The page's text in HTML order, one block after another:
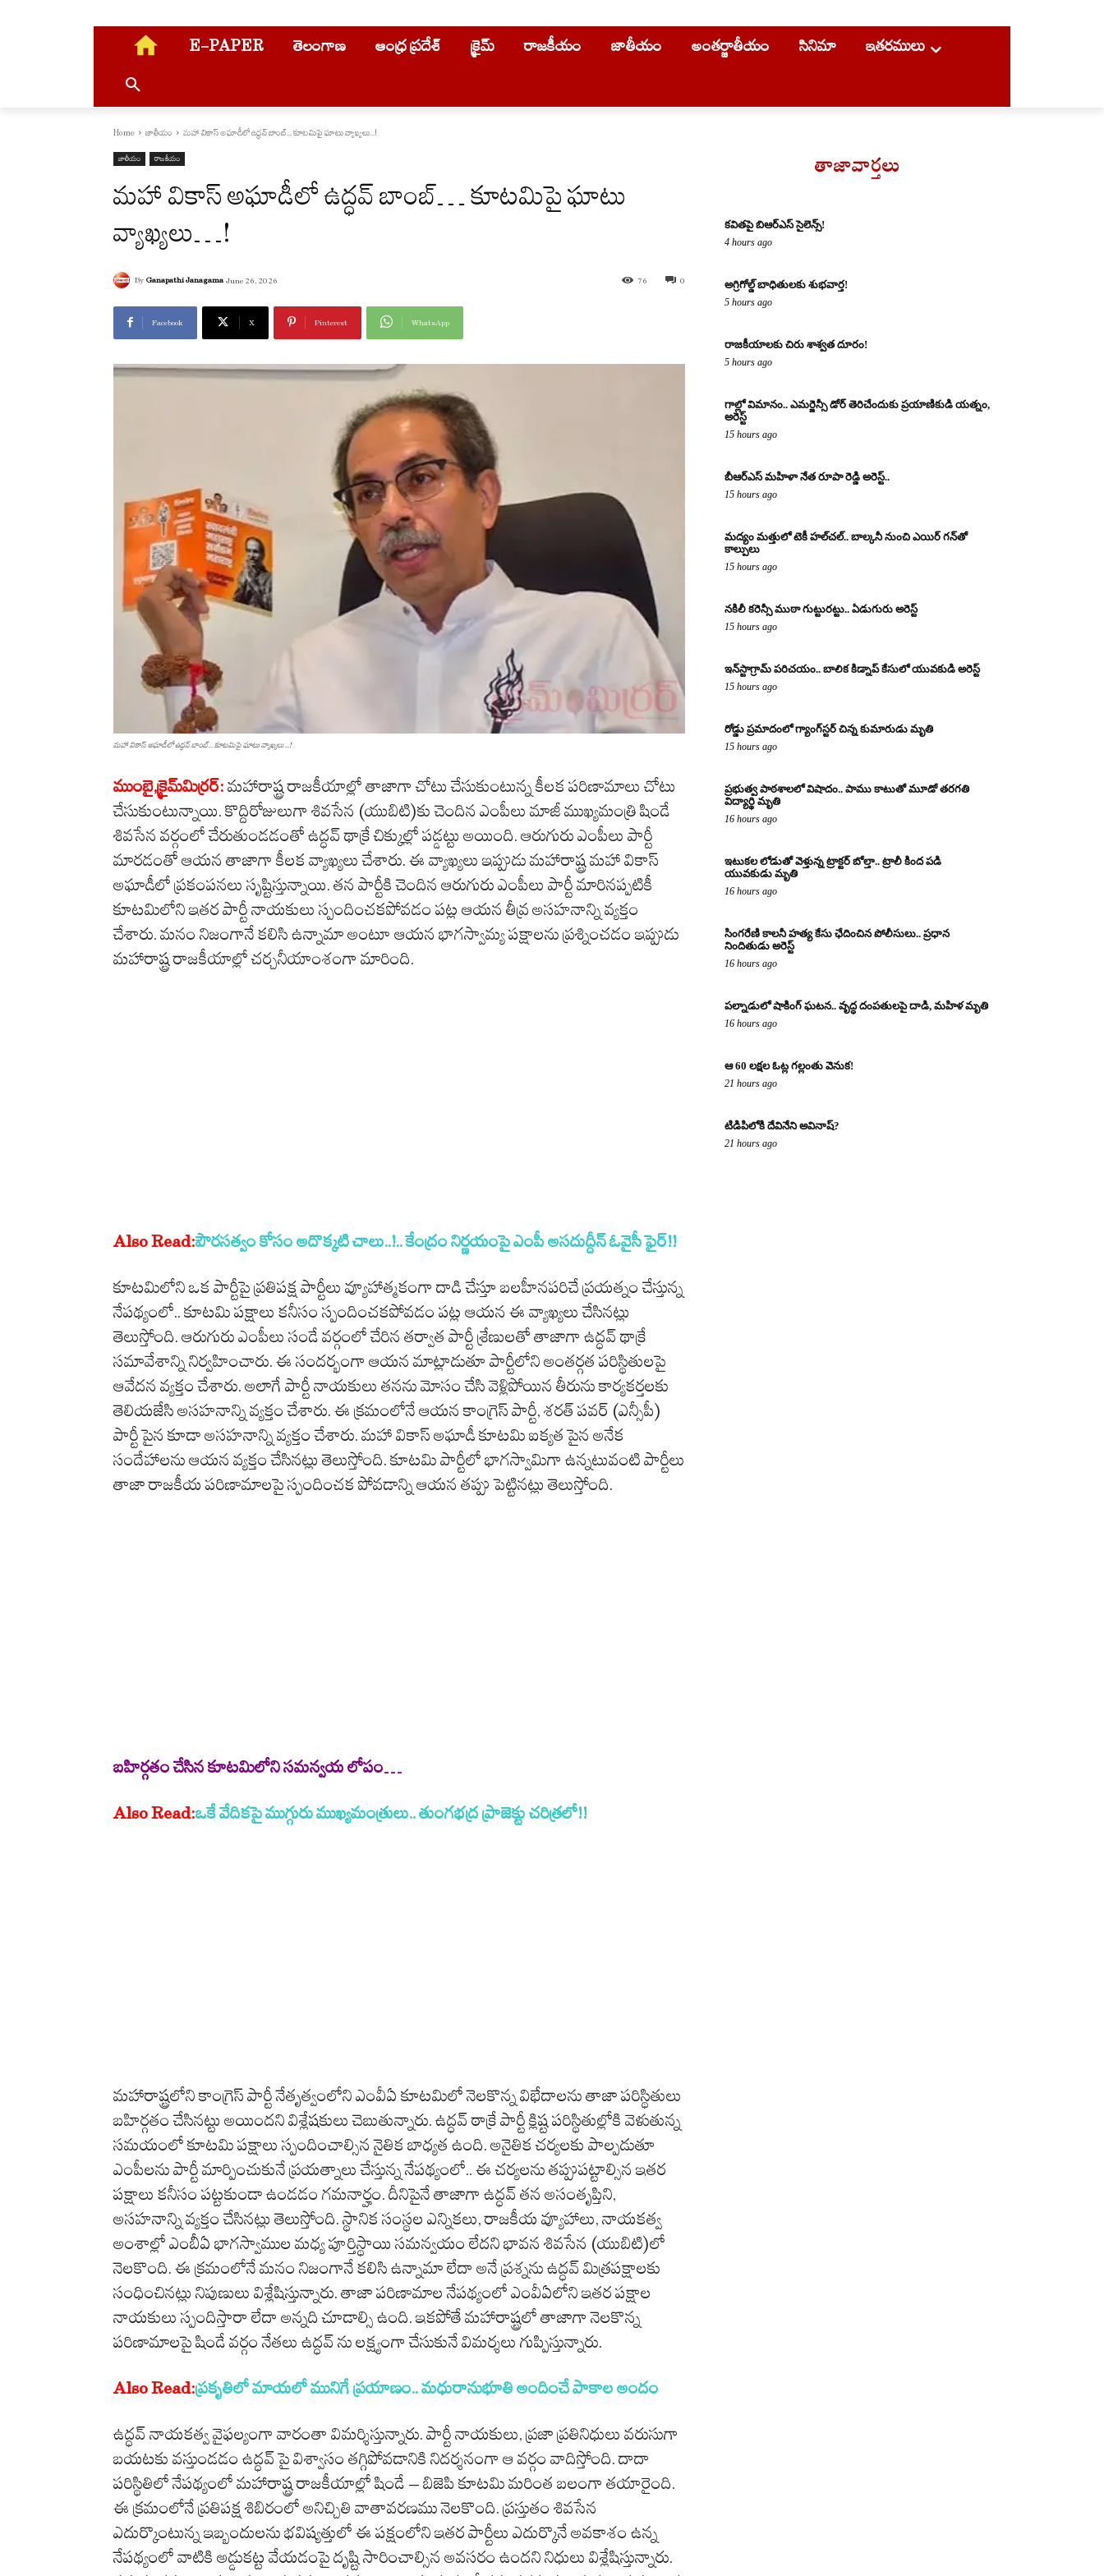
E-PAPER తెలంగాణ ఆంధ్ర ప్రదేశ్ క్రైమ్ రాజకీయం జాతీయం అంతర్జాతీయం సినిమా ఇతరములు
Home జాతీయం మహా వికాస్ అఘాడీలో ఉద్ధవ్ బాంబ్... కూటమిపై ఘాటు వ్యాఖ్యలు...!
జాతీయం రాజకీయం
మహా వికాస్ అఘాడీలో ఉద్ధవ్ బాంబ్… కూటమిపై ఘాటు
వ్యాఖ్యలు…!
By Ganapathi Janagama June 26, 2026 0
76
Facebook X Pinterest WhatsApp
మహా వికాస్ అఘాడీలో ఉద్ధవ్ బాంబ్... కూటమిపై ఘాటు వ్యాఖ్యలు...!
ముంబై,క్రైమ్‌మిర్ర‌ర్: మహారాష్ట్ర రాజకీయాల్లో తాజాగా చోటు చేసుకుంటున్న కీలక పరిణామాలు చోటు
చేసుకుంటున్నాయి. కొద్దిరోజులుగా శివసేన (యుబిటి)కు చెందిన ఎంపీలు మాజీ ముఖ్యమంత్రి షిండే
శివసేన వర్గంలో చేరుతుండడంతో ఉద్ధవ్ థాక్రే చిక్కుల్లో పడ్డట్టు అయింది. ఆరుగురు ఎంపీలు పార్టీ
మారడంతో ఆయన తాజాగా కీలక వ్యాఖ్యలు చేశారు. ఈ వ్యాఖ్యలు ఇప్పుడు మహారాష్ట్ర మహా వికాస్
అఘాడీలో ప్రకంపనలు సృష్టిస్తున్నాయి. తన పార్టీకి చెందిన ఆరుగురు ఎంపీలు పార్టీ మారినప్పటికీ
కూటమిలోని ఇతర పార్టీ నాయకులు స్పందించకపోవడం పట్ల ఆయన తీవ్ర అసహనాన్ని వ్యక్తం
చేశారు. మనం నిజంగానే కలిసి ఉన్నామా అంటూ ఆయన భాగస్వామ్య పక్షాలను ప్రశ్నించడం ఇప్పుడు
మహారాష్ట్ర రాజకీయాల్లో చర్చనీయాంశంగా మారింది.
Also Read:S
l
e
c
t
పౌ
ర
స
త్వం
కో
.
కేం
న్
ఓ
వై
సీ
ఫై
ర్
!
!
పౌరసత్వం కోసం అదొక్కటి చాలు..!.. కేంద్రం నిర్ణయంపై ఎంపీ అసదుద్దీన్ ఓవైసీ ఫైర్!!
కూటమిలోని ఒక పార్టీపై ప్రతిపక్ష పార్టీలు వ్యూహాత్మకంగా దాడి చేస్తూ బలహీనపరిచే ప్రయత్నం చేస్తున్న
నేపథ్యంలో.. కూటమి పక్షాలు కనీసం స్పందించకపోవడం పట్ల ఆయన ఈ వ్యాఖ్యలు చేసినట్లు
తెలుస్తోంది. ఆరుగురు ఎంపీలు సండే వర్గంలో చేరిన తర్వాత పార్టీ శ్రేణులతో తాజాగా ఉద్ధవ్ థాక్రే
సమావేశాన్ని నిర్వహించారు. ఈ సందర్భంగా ఆయన మాట్లాడుతూ పార్టీలోని అంతర్గత పరిస్థితులపై
ఆవేదన వ్యక్తం చేశారు. అలాగే పార్టీ నాయకులు తనను మోసం చేసి వెళ్లిపోయిన తీరును కార్యకర్తలకు
తెలియజేసి అసహనాన్ని వ్యక్తం చేశారు. ఈ క్రమంలోనే ఆయన కాంగ్రెస్ పార్టీ, శరత్ పవర్ (ఎన్సీపీ)
పార్టీ పైన కూడా అసహనాన్ని వ్యక్తం చేశారు. మహా వికాస్ అఘాడీ కూటమి ఐక్యత పైన అనేక
సందేహాలను ఆయన వ్యక్తం చేసినట్లు తెలుస్తోంది. కూటమి పార్టీలో భాగస్వామిగా ఉన్నటువంటి పార్టీలు
తాజా రాజకీయ పరిణామాలపై స్పందించక పోవడాన్ని ఆయన తప్పు పెట్టినట్లు తెలుస్తోంది.
బహిర్గతం చేసిన కూటమిలోని సమన్వయ లోపం…
Also Read:ఒకే వేదికపై ముగ్గురు ముఖ్యమంత్రులు.. తుంగభద్ర ప్రాజెక్టు చరిత్రలో!!
మహారాష్ట్రలోని కాంగ్రెస్ పార్టీ నేతృత్వంలోని ఎంవీఏ కూటమిలో నెలకొన్న విభేదాలను తాజా పరిస్థితులు
బహిర్గతం చేసినట్టు అయిందని విశ్లేషకులు చెబుతున్నారు. ఉద్ధవ్ ఠాక్రే పార్టీ క్లిష్ట పరిస్థితుల్లోకి వెళుతున్న
సమయంలో కూటమి పక్షాలు స్పందించాల్సిన నైతిక బాధ్యత ఉంది. అనైతిక చర్యలకు పాల్పడుతూ
ఎంపీలను పార్టీ మార్పించుకునే ప్రయత్నాలు చేస్తున్న నేపథ్యంలో.. ఈ చర్యలను తప్పుపట్టాల్సిన ఇతర
పక్షాలు కనీసం పట్టకుండా ఉండడం గమనార్హం. దీనిపైనే తాజాగా ఉద్ధవ్ తన అసంతృప్తిని,
అసహనాన్ని వ్యక్తం చేసినట్లు తెలుస్తోంది. స్థానిక సంస్థల ఎన్నికలు, రాజకీయ వ్యూహాలు, నాయకత్వ
అంశాల్లో ఎంబీఏ భాగస్వాముల మధ్య పూర్తిస్థాయి సమన్వయం లేదని భావన శివసేన (యుబిటి)లో
నెలకొంది. ఈ క్రమంలోనే మనం నిజంగానే కలిసి ఉన్నామా లేదా అనే ప్రశ్నను ఉద్ధవ్ మిత్రపక్షాలకు
సంధించినట్లు నిపుణులు విశ్లేషిస్తున్నారు. తాజా పరిణామాల నేపథ్యంలో ఎంవీఏలోని ఇతర పక్షాల
నాయకులు స్పందిస్తారా లేదా అన్నది చూడాల్సి ఉంది. ఇకపోతే మహారాష్ట్రలో తాజాగా నెలకొన్న
పరిణామాలపై షిండే వర్గం నేతలు ఉద్ధవ్ ను లక్ష్యంగా చేసుకునే విమర్శలు గుప్పిస్తున్నారు.
Also Read:ప్రకృతిలో మాయలో మునిగే ప్రయాణం.. మధురానుభూతి అందించే పాకాల అందం
ఉద్ధవ్ నాయకత్వ వైఫల్యంగా వారంతా విమర్శిస్తున్నారు. పార్టీ నాయకులు, ప్రజా ప్రతినిధులు వరుసుగా
బయటకు వస్తుండడం ఉద్ధవ్ పై విశ్వాసం తగ్గిపోవడానికి నిదర్శనంగా ఆ వర్గం వాదిస్తోంది. దాదా
పరిస్థితిలో నేపథ్యంలో మహారాష్ట్ర రాజకీయాల్లో షిండే – బిజెపి కూటమి మరింత బలంగా తయారైంది.
ఈ క్రమంలోనే ప్రతిపక్ష శిబిరంలో అనిచ్చితి వాతావరణము నెలకొంది. ప్రస్తుతం శివసేన
ఎదుర్కొంటున్న ఇబ్బందులను భవిష్యత్తులో ఈ పక్షంలోని ఇతర పార్టీలు ఎదుర్కొనే అవకాశం ఉన్న
నేపథ్యంలో వాటికి అడ్డుకట్ట వేయడంపై దృష్టి సారించాల్సిన అవసరం ఉందని నిధులు విశ్లేషిస్తున్నారు.
తాజావార్తలు
కవితపై బిఆర్ఎస్ సైలెన్స్!
4 hours ago
అగ్రిగోల్డ్ బాధితులకు శుభవార్త!
5 hours ago
రాజకీయాలకు చిరు శాశ్వత దూరం!
5 hours ago
గాల్లో విమానం.. ఎమర్జెన్సీ డోర్ తెరిచేందుకు ప్రయాణికుడి యత్నం,
అరెస్ట్
15 hours ago
బీఆర్ఎస్ మహిళా నేత రూపా రెడ్డి అరెస్ట్..
15 hours ago
మద్యం మత్తులో టెకీ హల్‌చల్.. బాల్కనీ నుంచి ఎయిర్ గన్‌తో
కాల్పులు
15 hours ago
నకిలీ కరెన్సీ ముఠా గుట్టురట్టు.. ఏడుగురు అరెస్ట్
15 hours ago
ఇన్‌స్టాగ్రామ్ పరిచయం.. బాలిక కిడ్నాప్ కేసులో యువకుడి అరెస్ట్
15 hours ago
రోడ్డు ప్రమాదంలో గ్యాంగ్‌స్టర్ చిన్న కుమారుడు మృతి
15 hours ago
ప్రభుత్వ పాఠశాలలో విషాదం.. పాము కాటుతో మూడో తరగతి
విద్యార్థి మృతి
16 hours ago
ఇటుకల లోడుతో వెళ్తున్న ట్రాక్టర్ బోల్తా.. ట్రాలీ కింద పడి
యువకుడు మృతి
16 hours ago
సింగరేణి కాలనీ హత్య కేసు ఛేదించిన పోలీసులు.. ప్రధాన
నిందితుడు అరెస్ట్
16 hours ago
పల్నాడులో షాకింగ్ ఘటన.. వృద్ధ దంపతులపై దాడి, మహిళ మృతి
16 hours ago
ఆ 60 లక్షల ఓట్ల గల్లంతు వెనుక!
21 hours ago
టిడిపిలోకి దేవినేని అవినాష్?
21 hours ago